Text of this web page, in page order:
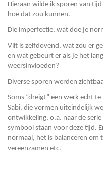
Hieraan wilde ik sporen van
hoe dat zou kunnen.
Die imperfectie, wat doe je
Vilt is zelfdovend, wat zou er
en wat gebeurt er als je het
weersinvloeden?
Diverse sporen werden
Soms “dreigt” een werk echt
Sabi, die vormen uiteindelijk
ontwikkeling, o.a. naar de
symbool staan voor deze tijd.
normaal, het is balanceren
vereenzamen etc.